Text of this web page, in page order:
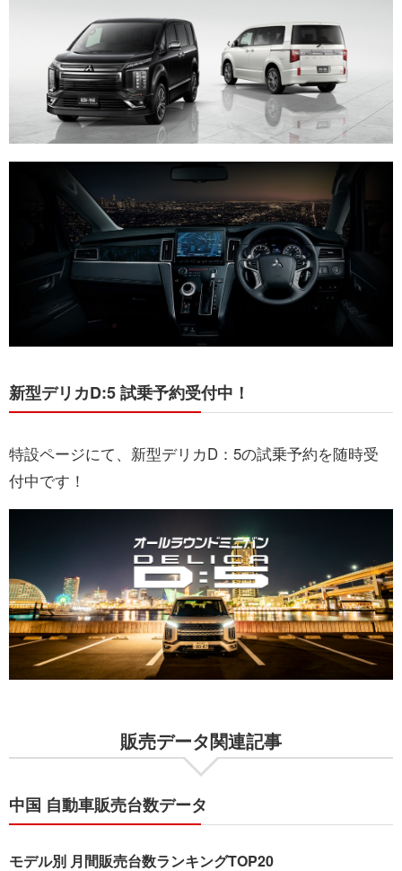
新型デリカD:5 試乗予約受付中！
特設ページにて、新型デリカD：5の試乗予約を随時受
付中です！
販売データ関連記事
中国 自動車販売台数データ
モデル別 月間販売台数ランキングTOP20